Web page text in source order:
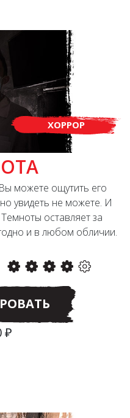
ХОРРОР
можете ощутить его
увидеть не можете. И
оставляет за
и в любом обличии.
₽